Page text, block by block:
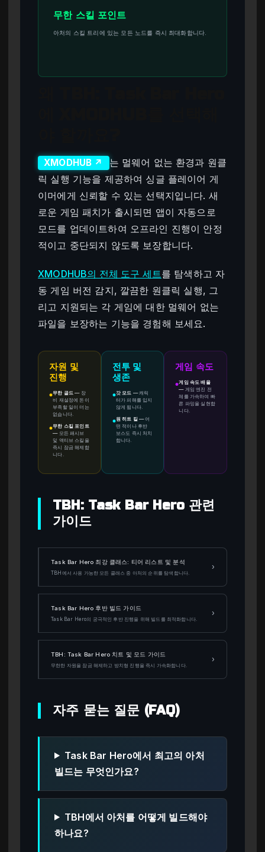
무한 스킬 포인트
아처의 스킬 트리에 있는 모든 노드를 즉시 최대화합니다.
XMODHUB ↗
는 멀웨어 없는 환경과 원클
릭 실행 기능을 제공하여 싱글 플레이어 게
이머에게 신뢰할 수 있는 선택지입니다. 새
로운 게임 패치가 출시되면 앱이 자동으로
모드를 업데이트하여 오프라인 진행이 안정
적이고 중단되지 않도록 보장합니다.
XMODHUB의 전체 도구 세트를 탐색하고 자
동 게임 버전 감지, 깔끔한 원클릭 실행, 그
리고 지원되는 각 게임에 대한 멀웨어 없는
파일을 보장하는 기능을 경험해 보세요.
자원 및
진행
●무한 골드 — 장
비 재설정에 돈이
부족할 일이 더는
없습니다.
●무한 스킬 포인트
— 모든 패시브
및 액티브 스킬을
즉시 잠금 해제합
니다.
전투 및
생존
●갓 모드 —캐릭
터가 피해를 입지
않게 됩니다.
●원 히트 킬 —어
떤 적이나 후반
보스도 즉시 처치
합니다.
게임 속도
●게임 속도 배율
— 게임 엔진 전
체를 가속하여 빠
른 파밍을 실현합
니다.
TBH: Task Bar Hero 관련
가이드
Task Bar Hero 최강 클래스: 티어 리스트 및 분석
TBH에서 사용 가능한 모든 클래스 중 아처의 순위를 탐색합니다.
›
Task Bar Hero 후반 빌드 가이드
Task Bar Hero의 궁극적인 후반 진행을 위해 빌드를 최적화합니다.
›
TBH: Task Bar Hero 치트 및 모드 가이드
무한한 자원을 잠금 해제하고 방치형 진행을 즉시 가속화합니다.
›
자주 묻는 질문 (FAQ)
Task Bar Hero에서 최고의 아처
빌드는 무엇인가요?
TBH에서 아처를 어떻게 빌드해야
하나요?